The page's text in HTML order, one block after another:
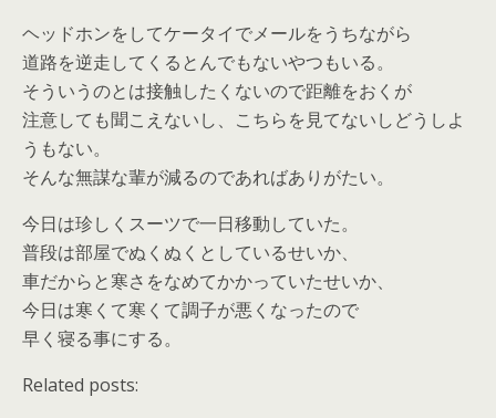
ヘッドホンをしてケータイでメールをうちながら
道路を逆走してくるとんでもないやつもいる。
そういうのとは接触したくないので距離をおくが
注意しても聞こえないし、こちらを見てないしどうしよ
うもない。
そんな無謀な輩が減るのであればありがたい。
今日は珍しくスーツで一日移動していた。
普段は部屋でぬくぬくとしているせいか、
車だからと寒さをなめてかかっていたせいか、
今日は寒くて寒くて調子が悪くなったので
早く寝る事にする。
Related posts: